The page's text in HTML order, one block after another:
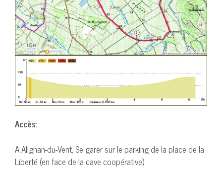
Accès:
A Alignan-du-Vent, Se garer sur le parking de la place de la
Liberté (en face de la cave coopérative).